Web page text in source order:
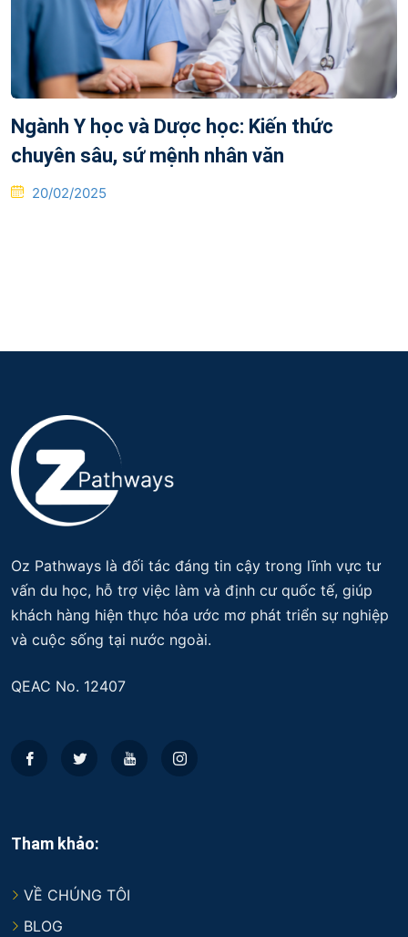
Ngành Y học và Dược học: Kiến thức
chuyên sâu, sứ mệnh nhân văn
Posted
20/02/2025
Oz Pathways là đối tác đáng tin cậy trong lĩnh vực tư
vấn du học, hỗ trợ việc làm và định cư quốc tế, giúp
khách hàng hiện thực hóa ước mơ phát triển sự nghiệp
và cuộc sống tại nước ngoài.
QEAC No. 12407
Tham khảo:
VỀ CHÚNG TÔI
BLOG